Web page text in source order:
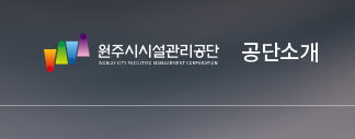
원
주
시
공단소개